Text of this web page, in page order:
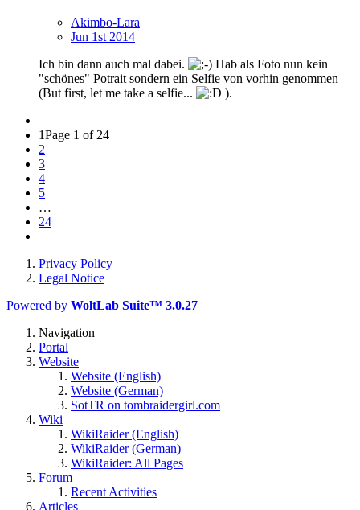
Akimbo-Lara
Jun 1st 2014
Ich bin dann auch mal dabei.
Hab als Foto nun kein
"schönes" Potrait sondern ein Selfie von vorhin genommen
(But first, let me take a selfie...
).
1Page 1 of 24
2
3
4
5
…
24
Privacy Policy
Legal Notice
Powered by WoltLab Suite™ 3.0.27
Navigation
Portal
Website
Website (English)
Website (German)
SotTR on tombraidergirl.com
Wiki
WikiRaider (English)
WikiRaider (German)
WikiRaider: All Pages
Forum
Recent Activities
Articles